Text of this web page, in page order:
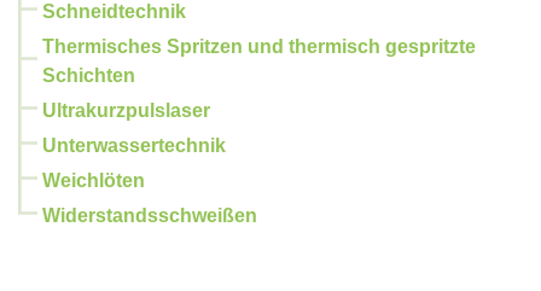
Schneidtechnik
Thermisches Spritzen und thermisch gespritzte
Schichten
Ultrakurzpulslaser
Unterwassertechnik
Weichlöten
Widerstandsschweißen